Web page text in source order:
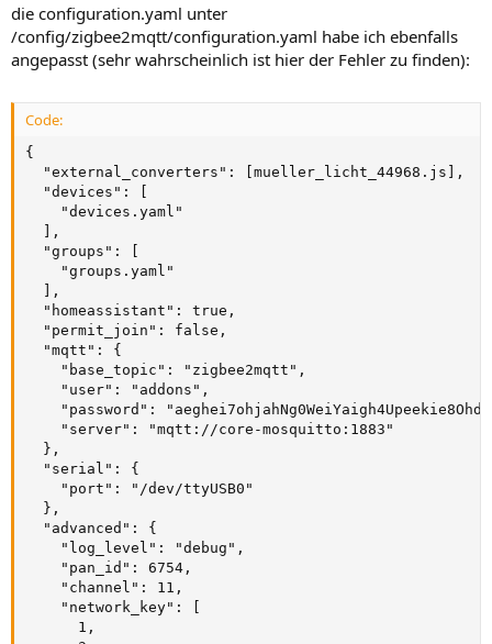
die configuration.yaml unter
/config/zigbee2mqtt/configuration.yaml habe ich ebenfalls
angepasst (sehr wahrscheinlich ist hier der Fehler zu finden):
Code:
{
  "external_converters": [mueller_licht_44968.js],
  "devices": [
    "devices.yaml"
  ],
  "groups": [
    "groups.yaml"
  ],
  "homeassistant": true,
  "permit_join": false,
  "mqtt": {
    "base_topic": "zigbee2mqtt",
    "user": "addons",
"password":
    "server": "mqtt://core-mosquitto:1883"
  },
  "serial": {
    "port": "/dev/ttyUSB0"
  },
  "advanced": {
    "log_level": "debug",
    "pan_id": 6754,
    "channel": 11,
    "network_key": [
      1,